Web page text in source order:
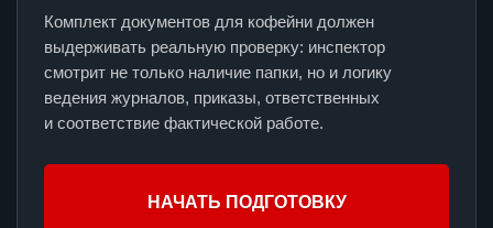
Комплект документов для кофейни должен
выдерживать реальную проверку: инспектор
смотрит не только наличие папки, но и логику
ведения журналов, приказы, ответственных
и соответствие фактической работе.
НАЧАТЬ ПОДГОТОВКУ